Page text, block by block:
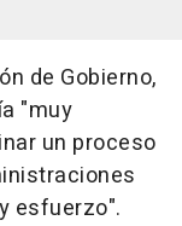
de Gobierno,
"muy
un proceso
esfuerzo".